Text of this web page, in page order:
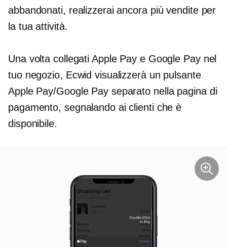
abbandonati, realizzerai ancora più vendite per
la tua attività.
Una volta collegati Apple Pay e Google Pay nel
tuo negozio, Ecwid visualizzerà un pulsante
Apple Pay/Google Pay separato nella pagina di
pagamento, segnalando ai clienti che è
disponibile.